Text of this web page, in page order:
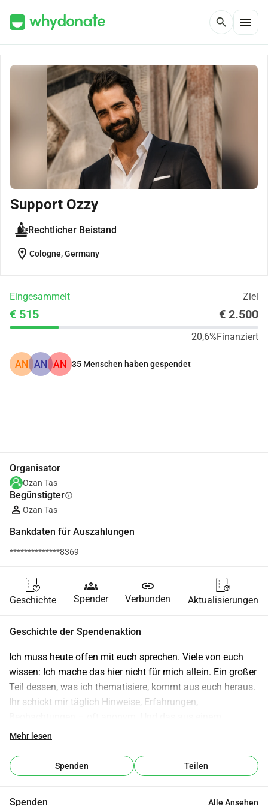
search menu
Support Ozzy
Rechtlicher Beistand
location_on Cologne, Germany
Eingesammelt Ziel
€ 515 € 2.500
20,6%Finanziert
AN AN AN 35 Menschen haben gespendet
Organisator
Ozan Tas
Begünstigterinfo
Ozan Tas
Bankdaten für Auszahlungen
**************8369
Geschichte
groups
Spender
link
Verbunden Aktualisierungen
Geschichte der Spendenaktion
Ich muss heute offen mit euch sprechen. Viele von euch
wissen: Ich mache das hier nicht für mich allein. Ein großer
Teil dessen, was ich thematisiere, kommt aus euch heraus.
Ihr schickt mir täglich Hinweise, Erfahrungen,
verständlichen Grund: Die wenigsten können es sich
Position zu beziehen. Niemand will eidesstattlich für etwas
geradestehen, das ihn seinen Job, seine Ruhe oder seinen
Mehr lesen
Spenden Teilen
Spenden Alle Ansehen